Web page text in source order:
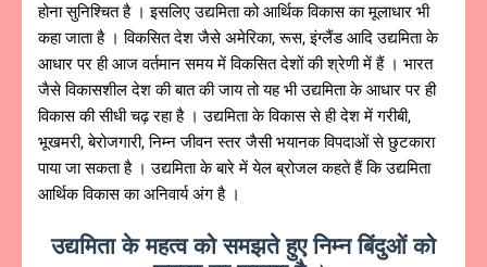
होना सुनिश्चित है । इसलिए उद्यमिता को आर्थिक विकास का मूलाधार भी
कहा जाता है । विकसित देश जैसे अमेरिका, रूस, इंग्लैंड आदि उद्यमिता के
आधार पर ही आज वर्तमान समय में विकसित देशों की श्रेणी में हैं । भारत
जैसे विकासशील देश की बात की जाय तो यह भी उद्यमिता के आधार पर ही
विकास की सीधी चढ़ रहा है । उद्यमिता के विकास से ही देश में गरीबी,
भूखमरी, बेरोजगारी, निम्न जीवन स्तर जैसी भयानक विपदाओं से छुटकारा
पाया जा सकता है । उद्यमिता के बारे में येल ब्रोजल कहते हैं कि उद्यमिता
आर्थिक विकास का अनिवार्य अंग है ।
उद्यमिता के महत्व को समझते हुए निम्न बिंदुओं को